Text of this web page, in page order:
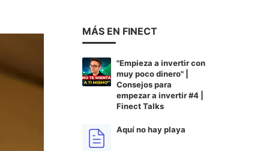
MÁS EN FINECT
"Empieza a invertir con
muy poco dinero" |
Consejos para
empezar a invertir #4 |
Finect Talks
Aquí no hay playa